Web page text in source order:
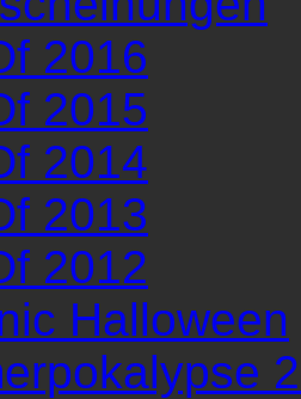
2016
2015
2014
2013
2012
Halloween